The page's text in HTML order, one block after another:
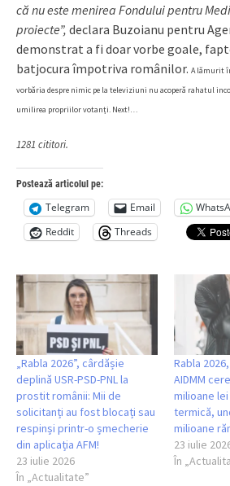
că nu este menirea Fondului pentru
proiecte”, declara Buzoianu pentru
demonstrat a fi doar vorbe goale,
batjocura împotriva românilor. A lămurit
vorbăria despre nimic pe la televiziuni nu acoperă rahatul
umilirea propriilor votanți. Next!…
1281 cititori.
Postează articolul pe:
Telegram Email
Reddit
Threads
„Rabla 2026”, cârdășie
deplină USR-PSD-PNL la
prostit românii: Mii de
solicitanți au fost blocați sau
respinși printr-o șmecherie
din aplicația AFM!
23 iulie 2026
În „Actualitate”
Rabla
AIDMM
milioane
termică,
milioane
23 iulie
În